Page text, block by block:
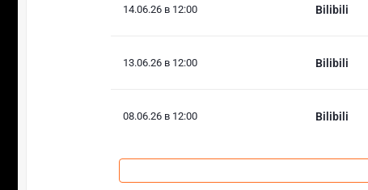
14.06.26 в 12:00 Bilibili
13.06.26 в 12:00 Bilibili
08.06.26 в 12:00 Bilibili